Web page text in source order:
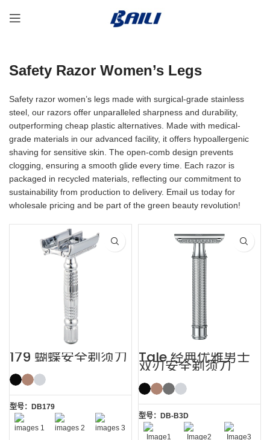
Safety Razor Women’s Legs
Safety razor women’s legs made with surgical-grade stainless
steel, our razors offer unparalleled sharpness and durability,
outperforming cheap plastic alternatives. Made with medical-
grade materials in our advanced facility, it offers hypoallergenic
shaving for sensitive skin. The open-comb design prevents
clogging, ensuring a smooth glide every time. Each razor is
packaged in recycled materials, reflecting our commitment to
sustainability from production to delivery. Email us today for
wholesale pricing and be part of the green beauty revolution!
179 蝴蝶安全剃须刀
型号：DB179
Tale 经典优雅男士
双刃安全剃须刀
型号：DB-B3D